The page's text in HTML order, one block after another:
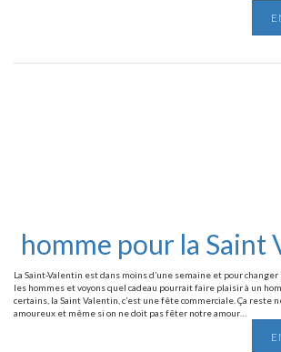
homme pour la Saint
La Saint-Valentin est dans moins d’une semaine et pour
les hommes et voyons quel cadeau pourrait faire plaisir à un
certains, la Saint Valentin, c’est une fête commerciale. Ça reste
amoureux et même si on ne doit pas fêter notre amour…